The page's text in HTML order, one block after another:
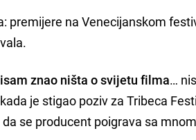
premijere na Venecijanskom
znao ništa o svijetu filma…
je stigao poziv za Tribeca
da se producent poigrava sa